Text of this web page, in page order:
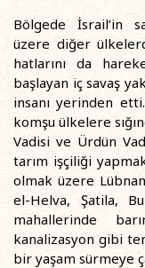
Bölgede İsrail’in
üzere diğer
hatlarını da
başlayan iç savaş
insanı yerinden
komşu ülkelere
Vadisi ve Ürdün
tarım işçiliği
olmak üzere
el-Helva, Şatila,
mahallerinde
kanalizasyon gibi
bir yaşam sürmeye